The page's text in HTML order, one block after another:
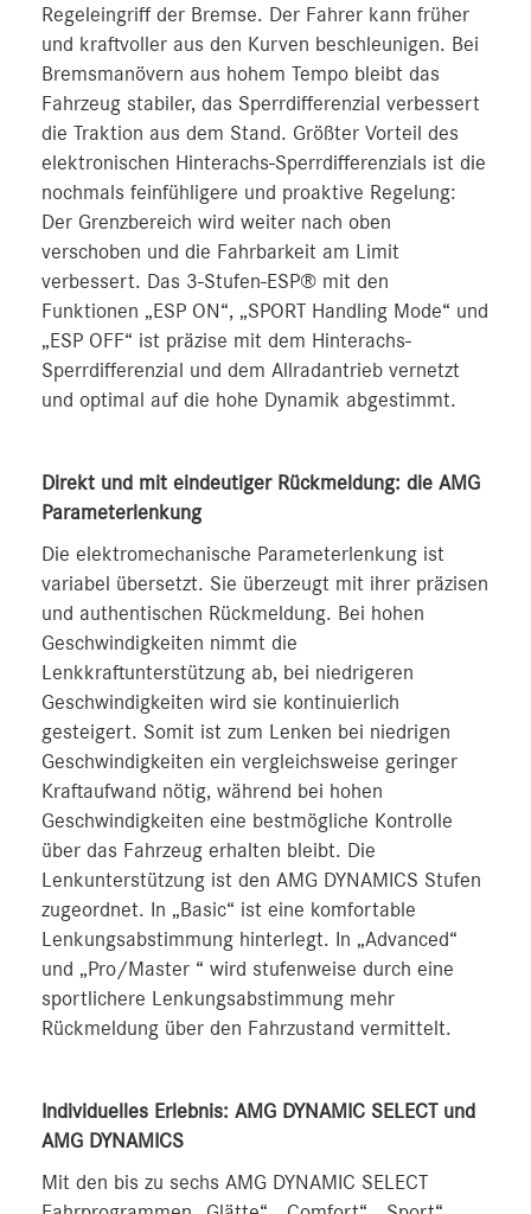
Regeleingriff der Bremse. Der Fahrer kann früher
und kraftvoller aus den Kurven beschleunigen. Bei
Bremsmanövern aus hohem Tempo bleibt das
Fahrzeug stabiler, das Sperrdifferenzial verbessert
die Traktion aus dem Stand. Größter Vorteil des
elektronischen Hinterachs-Sperrdifferenzials ist die
nochmals feinfühligere und proaktive Regelung:
Der Grenzbereich wird weiter nach oben
verschoben und die Fahrbarkeit am Limit
verbessert. Das 3-Stufen-ESP® mit den
Funktionen „ESP ON“, „SPORT Handling Mode“ und
„ESP OFF“ ist präzise mit dem Hinterachs-
Sperrdifferenzial und dem Allradantrieb vernetzt
und optimal auf die hohe Dynamik abgestimmt.
Direkt und mit eindeutiger Rückmeldung: die AMG
Parameterlenkung
Die elektromechanische Parameterlenkung ist
variabel übersetzt. Sie überzeugt mit ihrer präzisen
und authentischen Rückmeldung. Bei hohen
Geschwindigkeiten nimmt die
Lenkkraftunterstützung ab, bei niedrigeren
Geschwindigkeiten wird sie kontinuierlich
gesteigert. Somit ist zum Lenken bei niedrigen
Geschwindigkeiten ein vergleichsweise geringer
Kraftaufwand nötig, während bei hohen
Geschwindigkeiten eine bestmögliche Kontrolle
über das Fahrzeug erhalten bleibt. Die
Lenkunterstützung ist den AMG DYNAMICS Stufen
zugeordnet. In „Basic“ ist eine komfortable
Lenkungsabstimmung hinterlegt. In „Advanced“
und „Pro/Master “ wird stufenweise durch eine
sportlichere Lenkungsabstimmung mehr
Rückmeldung über den Fahrzustand vermittelt.
Individuelles Erlebnis: AMG DYNAMIC SELECT und
AMG DYNAMICS
Mit den bis zu sechs AMG DYNAMIC SELECT